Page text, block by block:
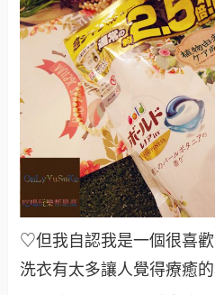
♡但我自認我是一個很喜
洗衣有太多讓人覺得療癒